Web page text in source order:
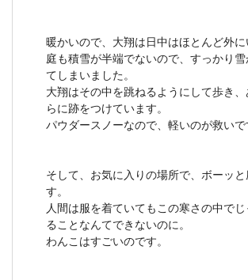
暖かいので、大翔は日中はほとんど外に
庭も積雪が半端でないので、すっかり
てしまいました。
大翔はその中を跳ねるようにして歩き
らに跡をつけています。
パウダースノーなので、軽いのが救いで
そして、お気に入りの場所で、ボーッと
す。
人間は服を着ていてもこの寒さの中で
ることなんてできないのに。
わんこはすごいのです。